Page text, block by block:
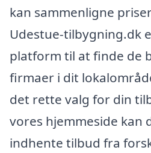
kan sammenligne
Udestue-tilbygning.dk
platform til at finde de
firmaer i dit
det rette valg for din
vores hjemmeside kan
indhente tilbud fra